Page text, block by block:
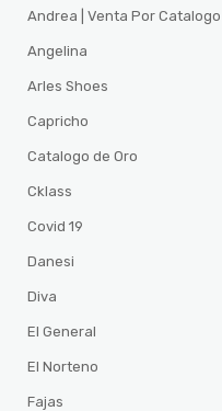
Andrea | Venta Por Catalogo
Angelina
Arles Shoes
Capricho
Catalogo de Oro
Cklass
Covid 19
Danesi
Diva
El General
El Norteno
Fajas